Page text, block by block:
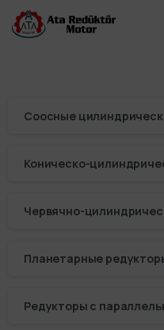
Соосные
Коническо-
Червячно-
Планетарные
Редукторы с